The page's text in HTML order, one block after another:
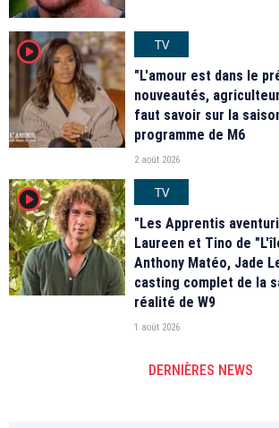
player2
TV
"L'amour est dans le
nouveautés,
faut savoir sur la
programme de M6
2 août 2026
player2
TV
"Les Apprentis
Laureen et Tino de
Anthony Matéo, Jade
casting complet de la
réalité de W9
1 août 2026
DERNIÈRES NEWS